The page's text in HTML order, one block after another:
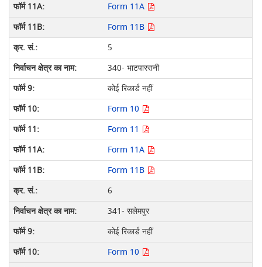
Form 11A
Form 11B
5
340- भाटपाररानी
कोई रिकार्ड नहीं
Form 10
Form 11
Form 11A
Form 11B
6
341- सलेमपुर
कोई रिकार्ड नहीं
Form 10